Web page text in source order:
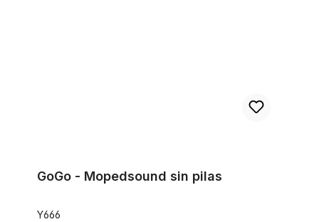
GoGo - Mopedsound sin pilas
Y666